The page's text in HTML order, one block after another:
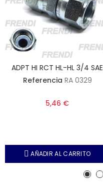
ADPT HI RCT HL-HL 3/4 SAE
Referencia RA 0329
5,46 €
AÑADIR AL CARRITO